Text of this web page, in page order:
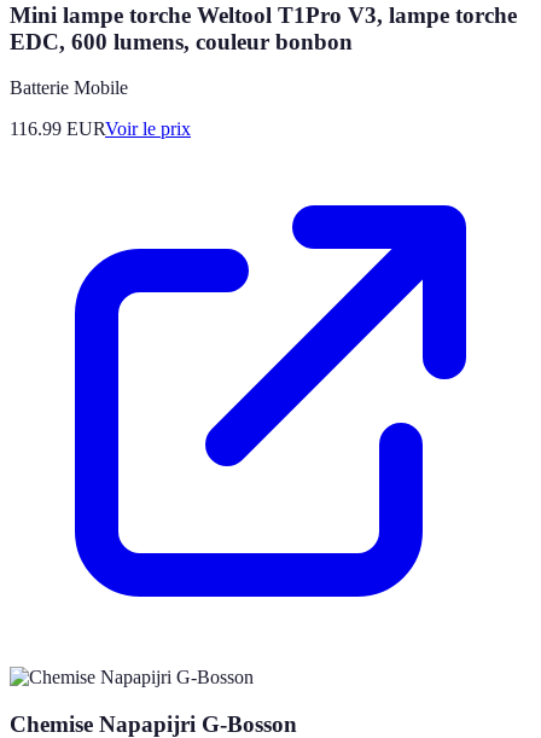
Mini lampe torche Weltool T1Pro V3, lampe torche
EDC, 600 lumens, couleur bonbon
Batterie Mobile
116.99 EURVoir le prix
Chemise Napapijri G-Bosson